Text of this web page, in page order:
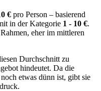
€ pro Person – basierend
in der Kategorie 1 - 10 €.
eher im mittleren
Durchschnitt zu
hindeutet. Da die
etwas dünn ist, gibt sie